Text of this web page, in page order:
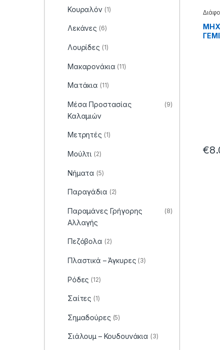
€
Κουραλόν (1)
Λεκάνες (6)
Λουρίδες (1)
Μακαρονάκια (11)
Ματάκια (11)
Μέσα Προστασίας
Καλαμιών
(9)
Μετρητές (1)
Μούλτι (2)
Νήματα (5)
Παραγάδια (2)
Παραμάνες Γρήγορης
Αλλαγής
(8)
Πεζόβολα (2)
Πλαστικά – Άγκυρες (3)
Ρόδες (12)
Σαίτες (1)
Σημαδούρες (5)
Σιάλουμ – Κουδουνάκια (3)